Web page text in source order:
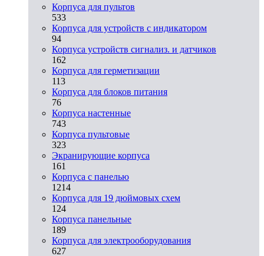
Корпуса для пультов
533
Корпуса для устройств с индикатором
94
Корпуса устройств сигнализ. и датчиков
162
Корпуса для герметизации
113
Корпуса для блоков питания
76
Корпуса настенные
743
Корпуса пультовые
323
Экранирующие корпуса
161
Корпуса с панелью
1214
Корпуса для 19 дюймовых схем
124
Корпуса панельные
189
Корпуса для электрооборудования
627